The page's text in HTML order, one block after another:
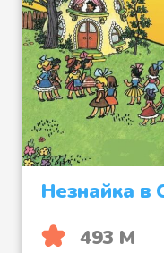
Незнайка в
493 М